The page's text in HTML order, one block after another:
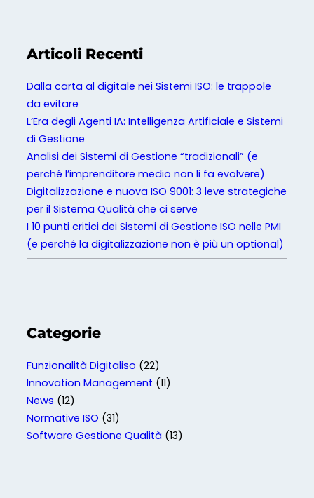
a
p
e
e
?
Articoli Recenti
Dalla carta al digitale nei Sistemi ISO: le trappole
da evitare
L’Era degli Agenti IA: Intelligenza Artificiale e Sistemi
di Gestione
Analisi dei Sistemi di Gestione “tradizionali” (e
perché l’imprenditore medio non li fa evolvere)
Digitalizzazione e nuova ISO 9001: 3 leve strategiche
per il Sistema Qualità che ci serve
I 10 punti critici dei Sistemi di Gestione ISO nelle PMI
(e perché la digitalizzazione non è più un optional)
Categorie
Funzionalità Digitaliso (22)
Innovation Management (11)
News (12)
Normative ISO (31)
Software Gestione Qualità (13)